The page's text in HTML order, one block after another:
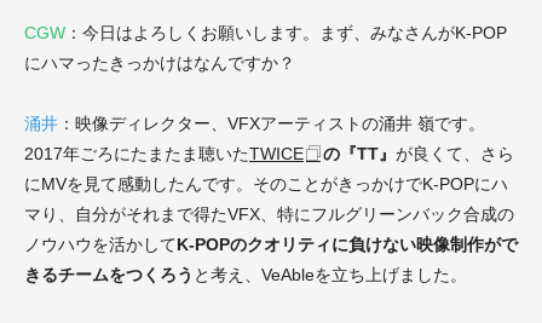
CGW ：今日はよろしくお願いします。まず、みなさんがK-POP
にハマったきっかけはなんですか？
涌井 ：映像ディレクター、VFXアーティストの涌井 嶺です。
2017年ごろにたまたま聴いたTWICE の『TT』 が良くて、さら
にMVを見て感動したんです。そのことがきっかけでK-POPにハ
マり、自分がそれまで得たVFX、特にフルグリーンバック合成の
ノウハウを活かしてK-POPのクオリティに負けない映像制作がで
きるチームをつくろう と考え、VeAbleを立ち上げました。